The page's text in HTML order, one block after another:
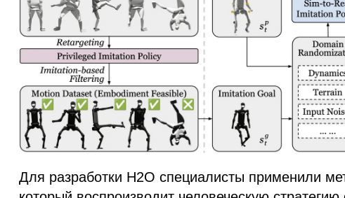
Для разработки H2O специалисты применили